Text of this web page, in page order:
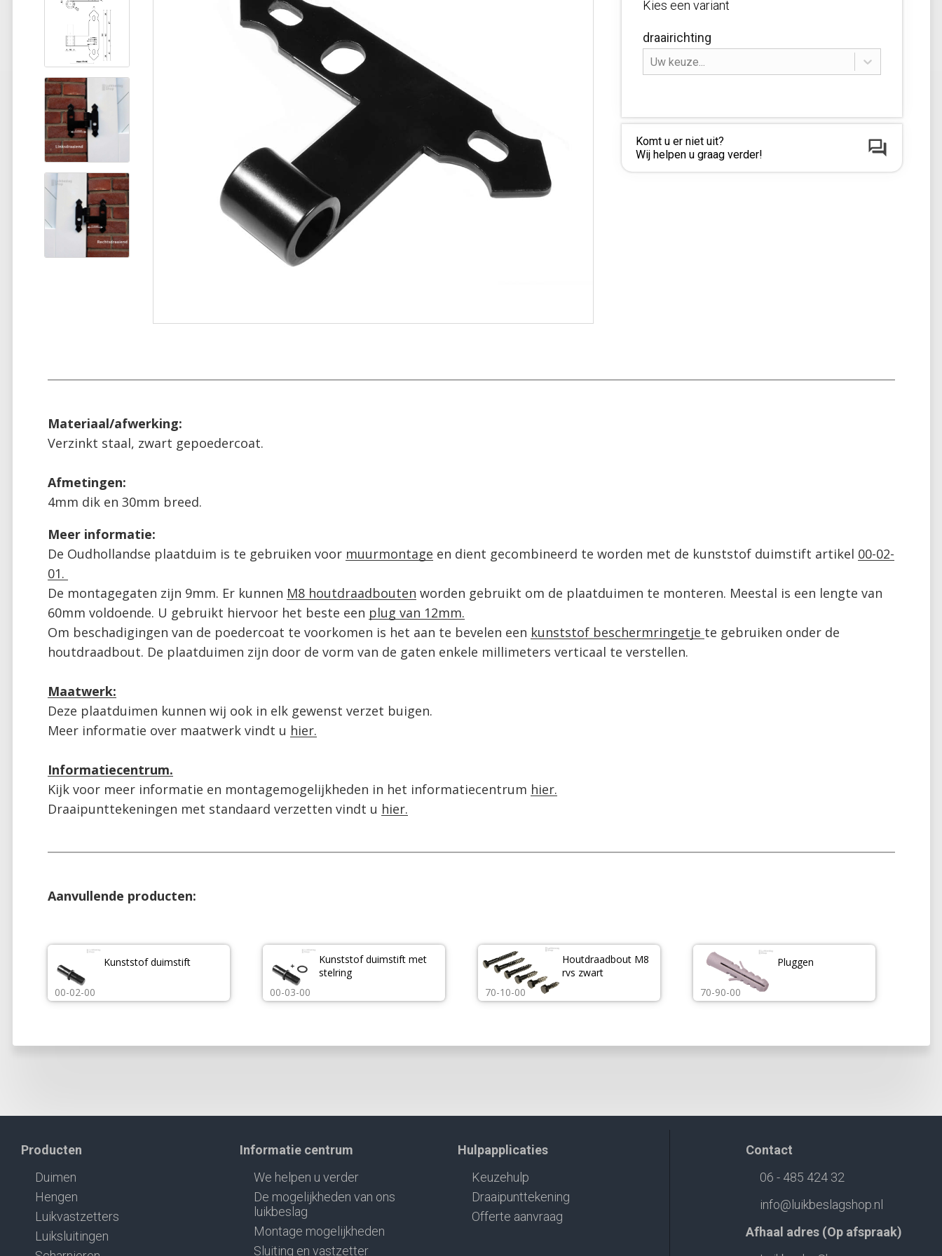
Kies een variant
draairichting
Uw keuze...
Komt u er niet uit?
Wij helpen u graag verder!
Materiaal/afwerking:
Verzinkt staal, zwart gepoedercoat.
4mm dik en 30mm breed.
De Oudhollandse plaatduim is te gebruiken voor muurmontage en dient gecombineerd te worden met de kunststof duimstift artikel 00-02-
De montagegaten zijn 9mm. Er kunnen M8 houtdraadbouten worden gebruikt om de plaatduimen te monteren. Meestal is een lengte van
60mm voldoende. U gebruikt hiervoor het beste een plug van 12mm.
Om beschadigingen van de poedercoat te voorkomen is het aan te bevelen een kunststof beschermringetje te gebruiken onder de
houtdraadbout. De plaatduimen zijn door de vorm van de gaten enkele millimeters verticaal te verstellen.
Maatwerk:
Deze plaatduimen kunnen wij ook in elk gewenst verzet buigen.
Meer informatie over maatwerk vindt u hier.
Informatiecentrum.
Kijk voor meer informatie en montagemogelijkheden in het informatiecentrum
Draaipunttekeningen met standaard verzetten vindt u hier.
Aanvullende producten:
00-02-00
Kunststof duimstift
00-03-00
Kunststof duimstift met
stelring
70-10-00
Houtdraadbout M8
rvs zwart
70-90-00
Pluggen
Producten
Duimen
Hengen
Luikvastzetters
Luiksluitingen
Informatie centrum
We helpen u verder
De mogelijkheden van ons
luikbeslag
Montage mogelijkheden
Sluiting en vastzetter
Hulpapplicaties
Keuzehulp
Draaipunttekening
Offerte aanvraag
Contact
06 - 485 424 32
info@luikbeslagshop.nl
Afhaal adres (Op afspraak)